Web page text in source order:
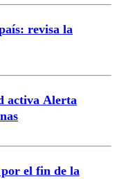
revisa la
activa Alerta
por el fin de la